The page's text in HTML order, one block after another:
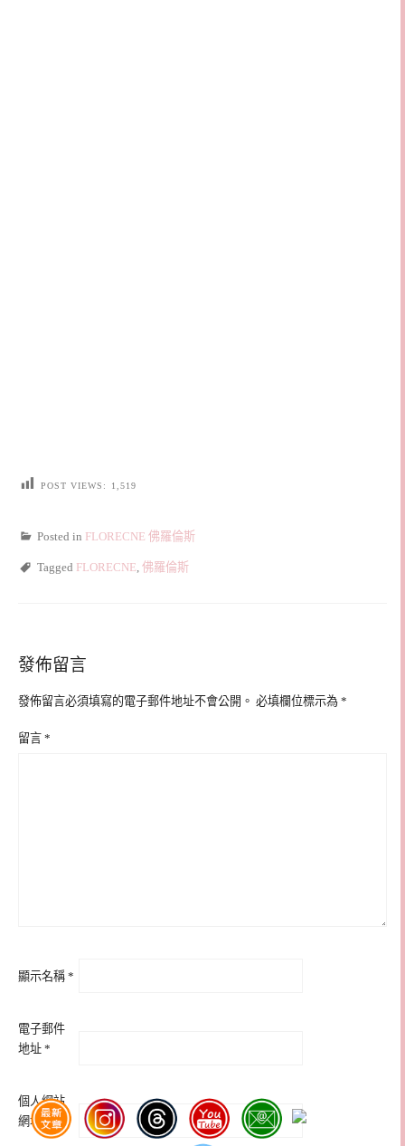
POST VIEWS: 1,519
Posted in FLORECNE 佛羅倫斯
Tagged FLORECNE 佛羅倫斯
發佈留言
發佈留言必須填寫的電子郵件地址不會公開。 必填欄位標示為 *
留言 *
顯示名稱 *
電子郵件
地址 *
個人網站
網址